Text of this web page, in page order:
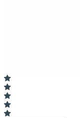
Item
1
of
6